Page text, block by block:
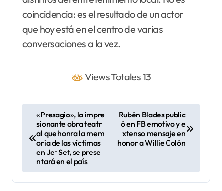
coincidencia: es el resultado de un actor
que hoy está en el centro de varias
conversaciones a la vez.
Views Totales 13
g
«Presagio», la impre
sionante obra teatr
al que honra la mem
oria de las víctimas
en Jet Set, se prese
ntará en el país
Rubén Blades public
ó en FB emotivo y e
xtenso mensaje en
honor a Willie Colón